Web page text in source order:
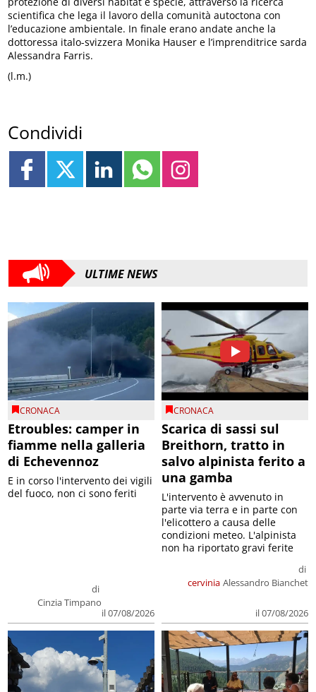
scientifica che lega il lavoro della comunità autoctona con
l’educazione ambientale. In finale erano andate anche la
dottoressa italo-svizzera Monika Hauser e l’imprenditrice sarda
Alessandra Farris.
(l.m.)
Condividi
ULTIME NEWS
CRONACA
Etroubles: camper in
fiamme nella galleria
di Echevennoz
di
Cinzia Timpano
il 07/08/2026
E in corso l'intervento dei vigili
del fuoco, non ci sono feriti
CRONACA
Scarica di sassi sul
Breithorn, tratto in
salvo alpinista ferito a
una gamba
cervinia
di
Alessandro Bianchet
il 07/08/2026
L'intervento è avvenuto in
parte via terra e in parte con
l'elicottero a causa delle
condizioni meteo. L'alpinista
non ha riportato gravi ferite